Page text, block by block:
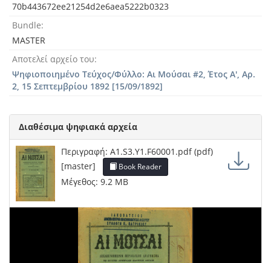
70b443672ee21254d2e6aea5222b0323
Bundle
MASTER
Αποτελεί αρχείο του
Ψηφιοποιημένο Τεύχος/Φύλλο: Αι Μούσαι #2, Έτος Α', Αρ.
2, 15 Σεπτεμβρίου 1892 [15/09/1892]
Διαθέσιμα ψηφιακά αρχεία
Περιγραφή: A1.S3.Y1.F60001.pdf (pdf)
[master]
Book Reader
Μέγεθος: 9.2 MB